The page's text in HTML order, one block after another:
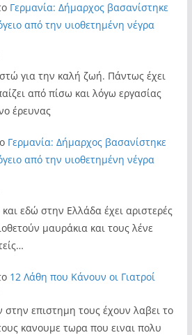
Γερμανία: Δήμαρχος βασανίστηκε
από την υιοθετημένη νέγρα
για την καλή ζωή. Πάντως έχει
από πίσω και λόγω εργασίας
έρευνας
Γερμανία: Δήμαρχος βασανίστηκε
από την υιοθετημένη νέγρα
εδώ στην Ελλάδα έχει αριστερές
μαυράκια και τους λένε
12 Λάθη που Κάνουν οι Γιατροί
στην επιστημη τους έχουν λαβει το
κανουμε τωρα που ειναι πολυ